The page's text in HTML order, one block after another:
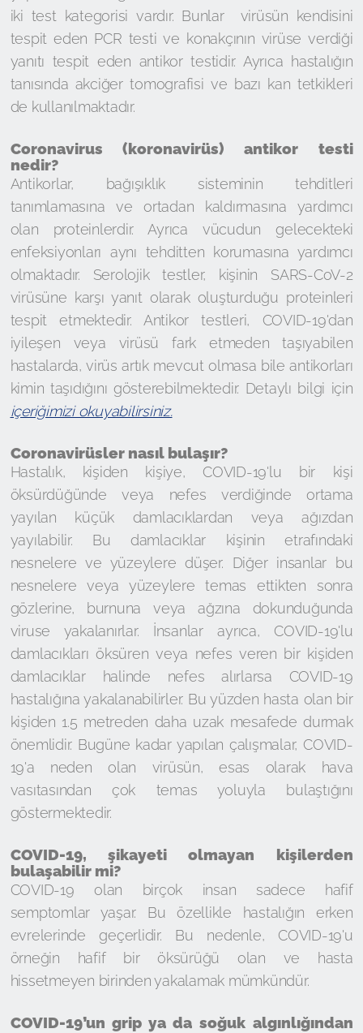
iki test kategorisi vardır. Bunlar virüsün kendisini
tespit eden PCR testi ve konakçının virüse verdiği
yanıtı tespit eden antikor testidir. Ayrıca hastalığın
tanısında akciğer tomografisi ve bazı kan tetkikleri
de kullanılmaktadır.
Coronavirus (koronavirüs) antikor testi
nedir?
Antikorlar, bağışıklık sisteminin tehditleri
tanımlamasına ve ortadan kaldırmasına yardımcı
olan proteinlerdir. Ayrıca vücudun gelecekteki
enfeksiyonları aynı tehditten korumasına yardımcı
olmaktadır. Serolojik testler, kişinin SARS-CoV-2
virüsüne karşı yanıt olarak oluşturduğu proteinleri
tespit etmektedir. Antikor testleri, COVID-19'dan
iyileşen veya virüsü fark etmeden taşıyabilen
hastalarda, virüs artık mevcut olmasa bile antikorları
kimin taşıdığını gösterebilmektedir. Detaylı bilgi için
içeriğimizi okuyabilirsiniz.
Coronavirüsler nasıl bulaşır?
Hastalık, kişiden kişiye, COVID-19'lu bir kişi
öksürdüğünde veya nefes verdiğinde ortama
yayılan küçük damlacıklardan veya ağızdan
yayılabilir. Bu damlacıklar kişinin etrafındaki
nesnelere ve yüzeylere düşer. Diğer insanlar bu
nesnelere veya yüzeylere temas ettikten sonra
gözlerine, burnuna veya ağzına dokunduğunda
viruse yakalanırlar. İnsanlar ayrıca, COVID-19'lu
damlacıkları öksüren veya nefes veren bir kişiden
damlacıklar halinde nefes alırlarsa COVID-19
hastalığına yakalanabilirler. Bu yüzden hasta olan bir
kişiden 1.5 metreden daha uzak mesafede durmak
önemlidir. Bugüne kadar yapılan çalışmalar, COVID-
19'a neden olan virüsün, esas olarak hava
vasıtasından çok temas yoluyla bulaştığını
göstermektedir.
COVID-19, şikayeti olmayan kişilerden
bulaşabilir mi?
COVID-19 olan birçok insan sadece hafif
semptomlar yaşar. Bu özellikle hastalığın erken
evrelerinde geçerlidir. Bu nedenle, COVID-19'u
örneğin hafif bir öksürüğü olan ve hasta
hissetmeyen birinden yakalamak mümkündür.
COVID-19’un grip ya da soğuk algınlığından